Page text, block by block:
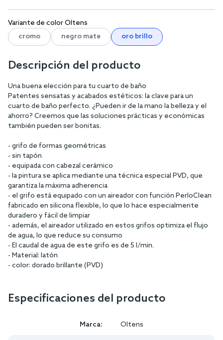
Variante de color Oltens
cromo
negro mate oro brillo
Descripción del producto
Una buena elección para tu cuarto de baño
Patentes sensatas y acabados estéticos: la clave para un
cuarto de baño perfecto. ¿Pueden ir de la mano la belleza y el
ahorro? Creemos que las soluciones prácticas y económicas
también pueden ser bonitas.
- grifo de formas geométricas
- sin tapón
- equipada con cabezal cerámico
- la pintura se aplica mediante una técnica especial PVD, que
garantiza la máxima adherencia
- el grifo está equipado con un aireador con función PerloClean
fabricado en silicona flexible, lo que lo hace especialmente
duradero y fácil de limpiar
- además, el aireador utilizado en estos grifos optimiza el flujo
de agua, lo que reduce su consumo
- El caudal de agua de este grifo es de 5 l/min.
- Material: latón
- color: dorado brillante (PVD)
Especificaciones del producto
Marca: Oltens